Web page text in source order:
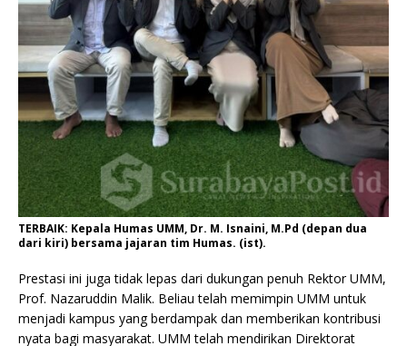
TERBAIK: Kepala Humas UMM, Dr. M. Isnaini, M.Pd (depan dua
dari kiri) bersama jajaran tim Humas. (ist).
Prestasi ini juga tidak lepas dari dukungan penuh Rektor UMM,
Prof. Nazaruddin Malik. Beliau telah memimpin UMM untuk
menjadi kampus yang berdampak dan memberikan kontribusi
nyata bagi masyarakat. UMM telah mendirikan Direktorat